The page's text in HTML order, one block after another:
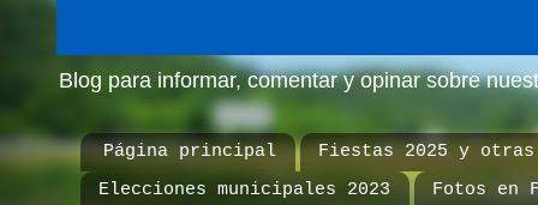
Blog para informar, comentar y opinar sobre
Página principal
Fiestas 2025 y otras
Elecciones municipales 2023
Fotos en